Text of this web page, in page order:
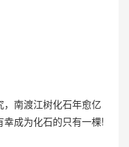
南渡江树化石年愈亿
成为化石的只有一棵!